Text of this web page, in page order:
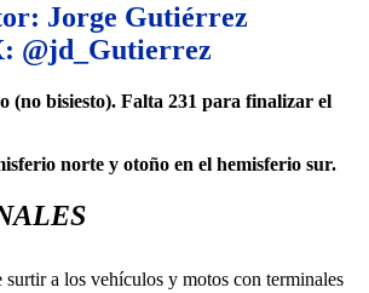
Jorge Gutiérrez
@jd_Gutierrez
(no bisiesto). Falta 231 para finalizar el
norte y otoño en el hemisferio sur.
surtir a los vehículos y motos con terminales